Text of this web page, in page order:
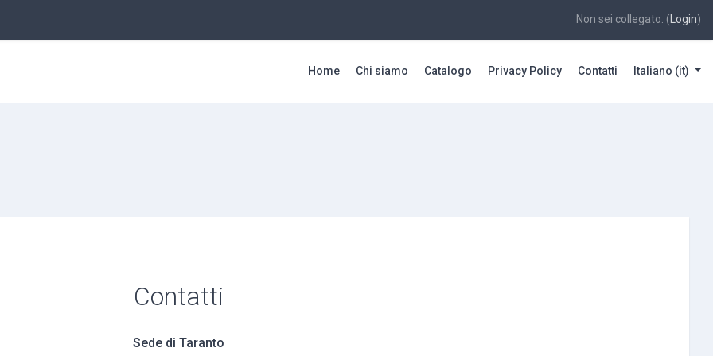
Non sei collegato. ( Login)
Home Chi siamo Catalogo Privacy Policy Contatti Italiano ‎(it)‎
Contatti
Sede di Taranto